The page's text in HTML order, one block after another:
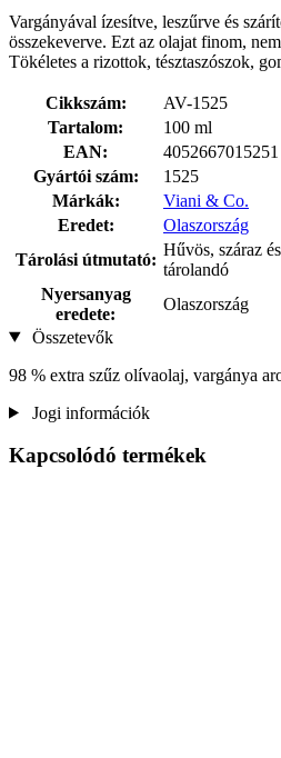
Vargányával ízesítve, leszűrve és
összekeverve. Ezt az olajat finom,
Tökéletes a rizottok, tésztaszószok,
Cikkszám:
AV-1525
Tartalom:
100 ml
EAN:
4052667015251
Gyártói szám:
1525
Márkák:
Viani & Co.
Eredet:
Olaszország
Tárolási útmutató:
Hűvös, száraz
tárolandó
Nyersanyag
eredete:
Olaszország
Összetevők
98 % extra szűz olívaolaj, vargánya
Jogi információk
Kapcsolódó termékek